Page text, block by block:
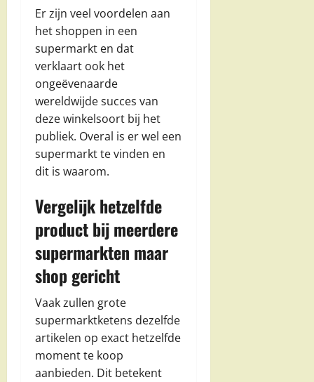
Er zijn veel voordelen aan
het shoppen in een
supermarkt en dat
verklaart ook het
ongeëvenaarde
wereldwijde succes van
deze winkelsoort bij het
publiek. Overal is er wel een
supermarkt te vinden en
dit is waarom.
Vergelijk hetzelfde
product bij meerdere
supermarkten maar
shop gericht
Vaak zullen grote
supermarktketens dezelfde
artikelen op exact hetzelfde
moment te koop
aanbieden. Dit betekent